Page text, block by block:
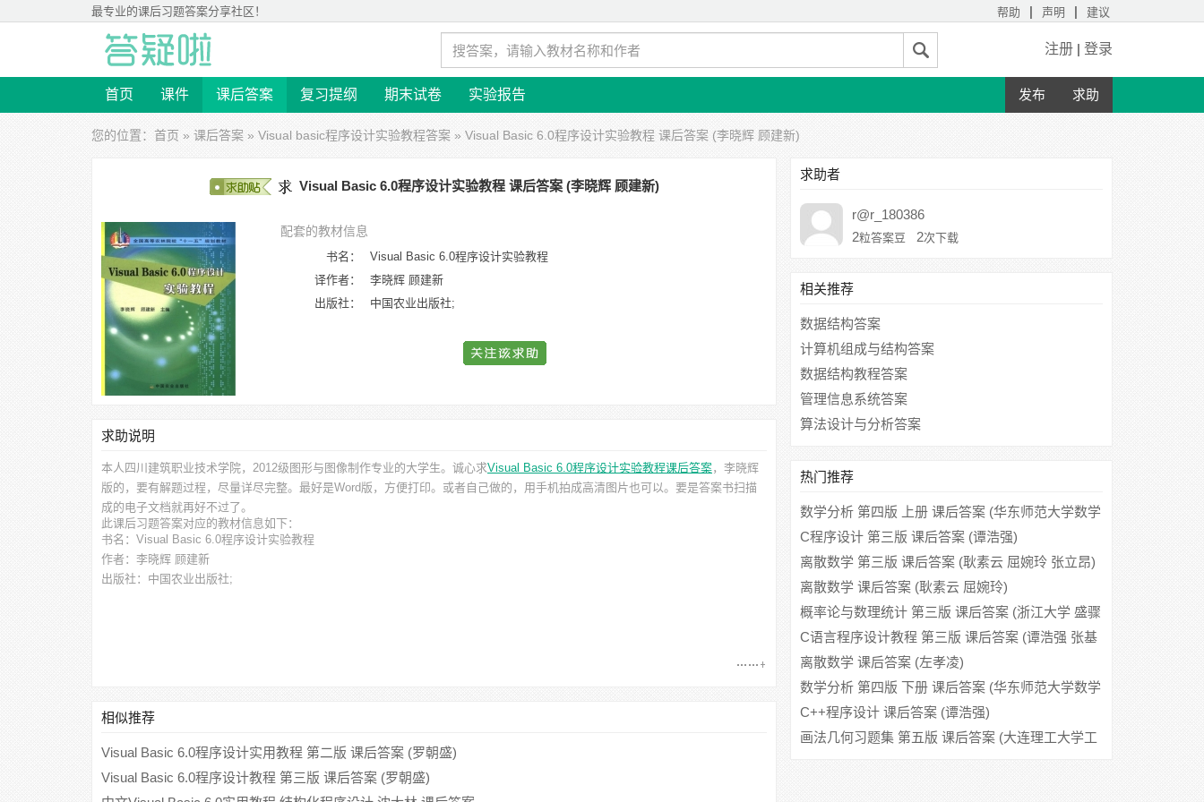
最专业的课后习题答案分享社区！ 帮助 | 声明 | 建议
注册 | 登录
首页 课件 课后答案 复习提纲 期末试卷 实验报告 发布 求助
您的位置： 首页 » 课后答案 » Visual basic程序设计实验教程答案 » Visual Basic 6.0程序设计实验教程 课后答案 (李晓辉 顾建新)
Visual Basic 6.0程序设计实验教程 课后答案 (李晓辉 顾建新)
配套的教材信息
书名：
Visual Basic 6.0程序设计实验教程
译作者：
李晓辉 顾建新
出版社：
中国农业出版社;
求助说明
本人四川建筑职业技术学院，2012级图形与图像制作专业的大学生。诚心求Visual Basic 6.0程序设计实验教程课后答案，李晓辉
版的，要有解题过程，尽量详尽完整。最好是Word版，方便打印。或者自己做的，用手机拍成高清图片也可以。要是答案书扫描
成的电子文档就再好不过了。
此课后习题答案对应的教材信息如下：
书名：Visual Basic 6.0程序设计实验教程
作者：李晓辉 顾建新
出版社：中国农业出版社;
相似推荐
Visual Basic 6.0程序设计实用教程 第二版 课后答案 (罗朝盛)
Visual Basic 6.0程序设计教程 第三版 课后答案 (罗朝盛)
求助者
r@r_180386
2粒答案豆 2次下载
相关推荐
数据结构答案
计算机组成与结构答案
数据结构教程答案
管理信息系统答案
算法设计与分析答案
热门推荐
数学分析 第四版 上册 课后答案 (华东师范大学数学
系)
C程序设计 第三版 课后答案 (谭浩强)
离散数学 第三版 课后答案 (耿素云 屈婉玲 张立昂)
离散数学 课后答案 (耿素云 屈婉玲)
概率论与数理统计 第三版 课后答案 (浙江大学 盛骤
谢式千 潘承毅)
C语言程序设计教程 第三版 课后答案 (谭浩强 张基
温)
离散数学 课后答案 (左孝凌)
数学分析 第四版 下册 课后答案 (华东师范大学数学
系)
C++程序设计 课后答案 (谭浩强)
画法几何习题集 第五版 课后答案 (大连理工大学工